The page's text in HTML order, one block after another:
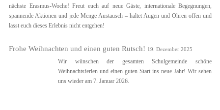
nächste Erasmus-Woche! Freut euch auf neue Gäste, internationale Begegnungen,
spannende Aktionen und jede Menge Austausch – haltet Augen und Ohren offen und
lasst euch dieses Erlebnis nicht entgehen!
Frohe Weihnachten und einen guten Rutsch! 19. Dezember 2025
Wir wünschen der gesamten Schulgemeinde schöne
Weihnachtsferien und einen guten Start ins neue Jahr! Wir sehen
uns wieder am 7. Januar 2026.